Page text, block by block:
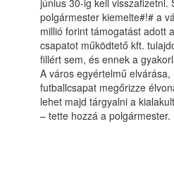
június 30-ig kell visszafizetni.
polgármester kiemelte#!# a
millió forint támogatást adott
csapatot működtető kft.
fillért sem, és ennek a
A város egyértelmű elvárása,
futballcsapat megőrizze
lehet majd tárgyalni a
– tette hozzá a polgármester.